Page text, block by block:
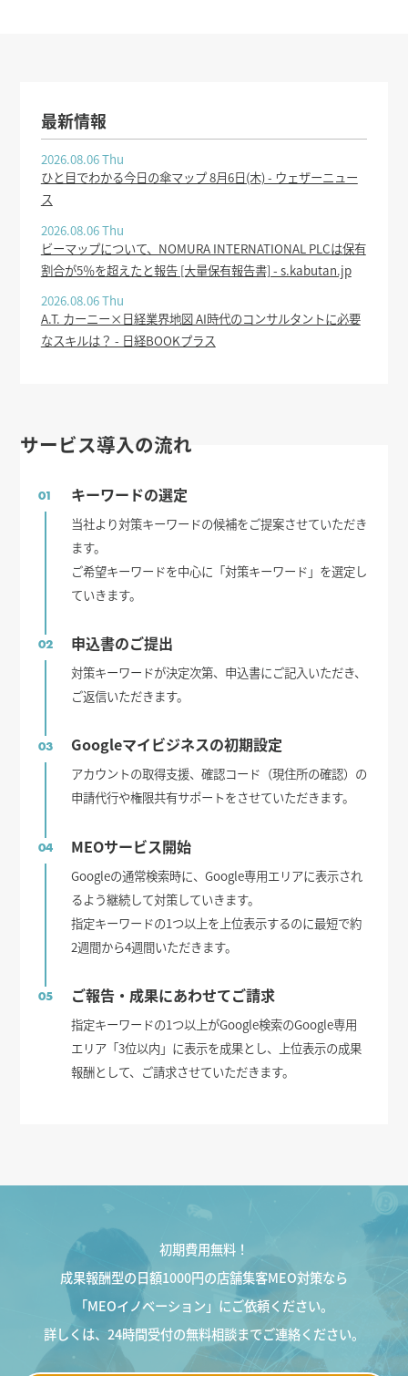
最新情報
2026.08.06 Thu
ひと目でわかる今日の傘マップ 8月6日(木) - ウェザーニュー
ス
2026.08.06 Thu
ビーマップについて、NOMURA INTERNATIONAL PLCは保有
割合が5％を超えたと報告 [大量保有報告書] - s.kabutan.jp
2026.08.06 Thu
A.T. カーニー×日経業界地図 AI時代のコンサルタントに必要
なスキルは？ - 日経BOOKプラス
サービス導入の流れ
01 キーワードの選定
当社より対策キーワードの候補をご提案させていただき
ます。
ご希望キーワードを中心に「対策キーワード」を選定し
ていきます。
02 申込書のご提出
対策キーワードが決定次第、申込書にご記入いただき、
ご返信いただきます。
03 Googleマイビジネスの初期設定
アカウントの取得支援、確認コード（現住所の確認）の
申請代行や権限共有サポートをさせていただきます。
04 MEOサービス開始
Googleの通常検索時に、Google専用エリアに表示され
るよう継続して対策していきます。
指定キーワードの1つ以上を上位表示するのに最短で約
2週間から4週間いただきます。
05 ご報告・成果にあわせてご請求
指定キーワードの1つ以上がGoogle検索のGoogle専用
エリア「3位以内」に表示を成果とし、上位表示の成果
報酬として、ご請求させていただきます。
初期費用無料！
成果報酬型の日額1000円の店舗集客MEO対策なら
「MEOイノベーション」にご依頼ください。
詳しくは、24時間受付の無料相談までご連絡ください。